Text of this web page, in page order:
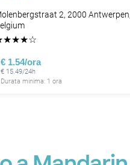
2, 2000 Antwerpen,
★★★☆
€ 1.54/ora
€ 15.49/24h
Durata minima: 1 ora